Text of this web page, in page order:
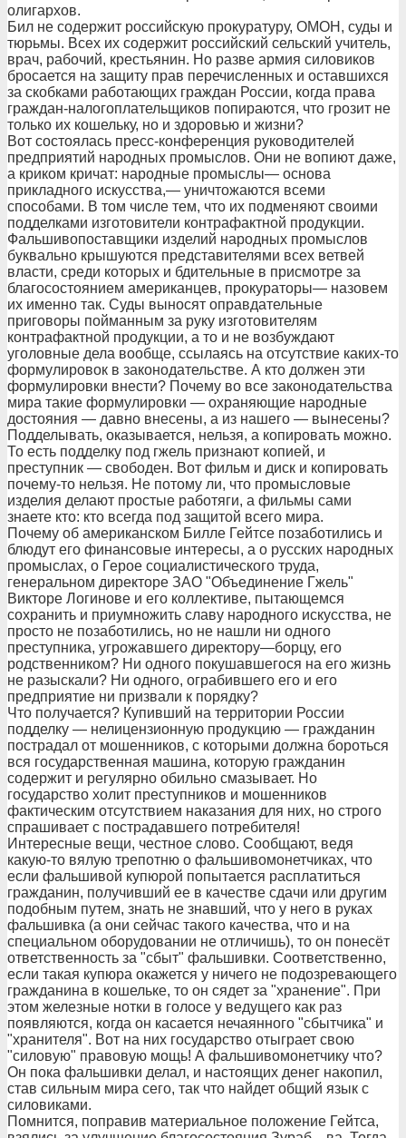
олигархов.
Бил не содержит российскую прокуратуру, ОМОН, суды и
тюрьмы. Всех их содержит российский сельский учитель,
врач, рабочий, крестьянин. Но разве армия силовиков
бросается на защиту прав перечисленных и оставшихся
за скобками работающих граждан России, когда права
граждан-налогоплательщиков попираются, что грозит не
только их кошельку, но и здоровью и жизни?
Вот состоялась пресс-конференция руководителей
предприятий народных промыслов. Они не вопиют даже,
а криком кричат: народные промыслы— основа
прикладного искусства,— уничтожаются всеми
способами. В том числе тем, что их подменяют своими
подделками изготовители контрафактной продукции.
Фальшивопоставщики изделий народных промыслов
буквально крышуются представителями всех ветвей
власти, среди которых и бдительные в присмотре за
благосостоянием американцев, прокураторы— назовем
их именно так. Суды выносят оправдательные
приговоры пойманным за руку изготовителям
контрафактной продукции, а то и не возбуждают
уголовные дела вообще, ссылаясь на отсутствие каких-то
формулировок в законодательстве. А кто должен эти
формулировки внести? Почему во все законодательства
мира такие формулировки — охраняющие народные
достояния — давно внесены, а из нашего — вынесены?
Подделывать, оказывается, нельзя, а копировать можно.
То есть подделку под гжель признают копией, и
преступник — свободен. Вот фильм и диск и копировать
почему-то нельзя. Не потому ли, что промысловые
изделия делают простые работяги, а фильмы сами
знаете кто: кто всегда под защитой всего мира.
Почему об американском Билле Гейтсе позаботились и
блюдут его финансовые интересы, а о русских народных
промыслах, о Герое социалистического труда,
генеральном директоре ЗАО "Объединение Гжель"
Викторе Логинове и его коллективе, пытающемся
сохранить и приумножить славу народного искусства, не
просто не позаботились, но не нашли ни одного
преступника, угрожавшего директору—борцу, его
родственником? Ни одного покушавшегося на его жизнь
не разыскали? Ни одного, ограбившего его и его
предприятие ни призвали к порядку?
Что получается? Купивший на территории России
подделку — нелицензионную продукцию — гражданин
пострадал от мошенников, с которыми должна бороться
вся государственная машина, которую гражданин
содержит и регулярно обильно смазывает. Но
государство холит преступников и мошенников
фактическим отсутствием наказания для них, но строго
спрашивает с пострадавшего потребителя!
Интересные вещи, честное слово. Сообщают, ведя
какую-то вялую трепотню о фальшивомонетчиках, что
если фальшивой купюрой попытается расплатиться
гражданин, получивший ее в качестве сдачи или другим
подобным путем, знать не знавший, что у него в руках
фальшивка (а они сейчас такого качества, что и на
специальном оборудовании не отличишь), то он понесёт
ответственность за "сбыт" фальшивки. Соответственно,
если такая купюра окажется у ничего не подозревающего
гражданина в кошельке, то он сядет за "хранение". При
этом железные нотки в голосе у ведущего как раз
появляются, когда он касается нечаянного "сбытчика" и
"хранителя". Вот на них государство отыграет свою
"силовую" правовую мощь! А фальшивомонетчику что?
Он пока фальшивки делал, и настоящих денег накопил,
став сильным мира сего, так что найдет общий язык с
силовиками.
Помнится, поправив материальное положение Гейтса,